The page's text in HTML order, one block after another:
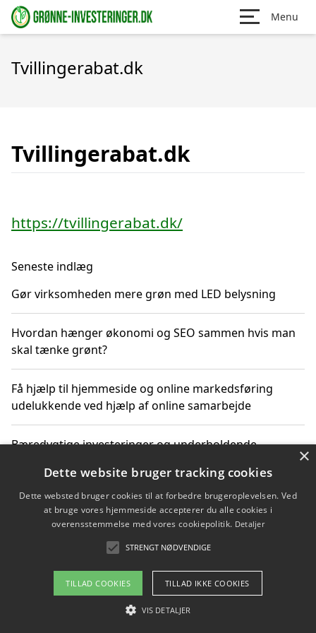
Menu
Tvillingerabat.dk
Tvillingerabat.dk
https://tvillingerabat.dk/
Seneste indlæg
Gør virksomheden mere grøn med LED belysning
Hvordan hænger økonomi og SEO sammen hvis man
skal tænke grønt?
Få hjælp til hjemmeside og online markedsføring
udelukkende ved hjælp af online samarbejde
Bæredygtige investeringer og underholdende
Sådan kan online møder for virksomheder fremme
grønne investeringer
Copyright 2026 - Pilanto Aps
Om / kontakt
×
Dette website bruger tracking cookies
Dette websted bruger cookies til at forbedre brugeroplevelsen. Ved
at bruge vores hjemmeside accepterer du alle cookies i
overensstemmelse med vores cookiepolitik. Detaljer
STRENGT NØDVENDIGE
TILLAD COOKIES TILLAD IKKE COOKIES
VIS DETALJER